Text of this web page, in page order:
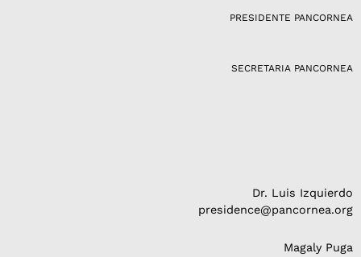
PRESIDENTE PANCORNEA
SECRETARIA PANCORNEA
Dr. Luis Izquierdo
presidence@pancornea.org
Magaly Puga